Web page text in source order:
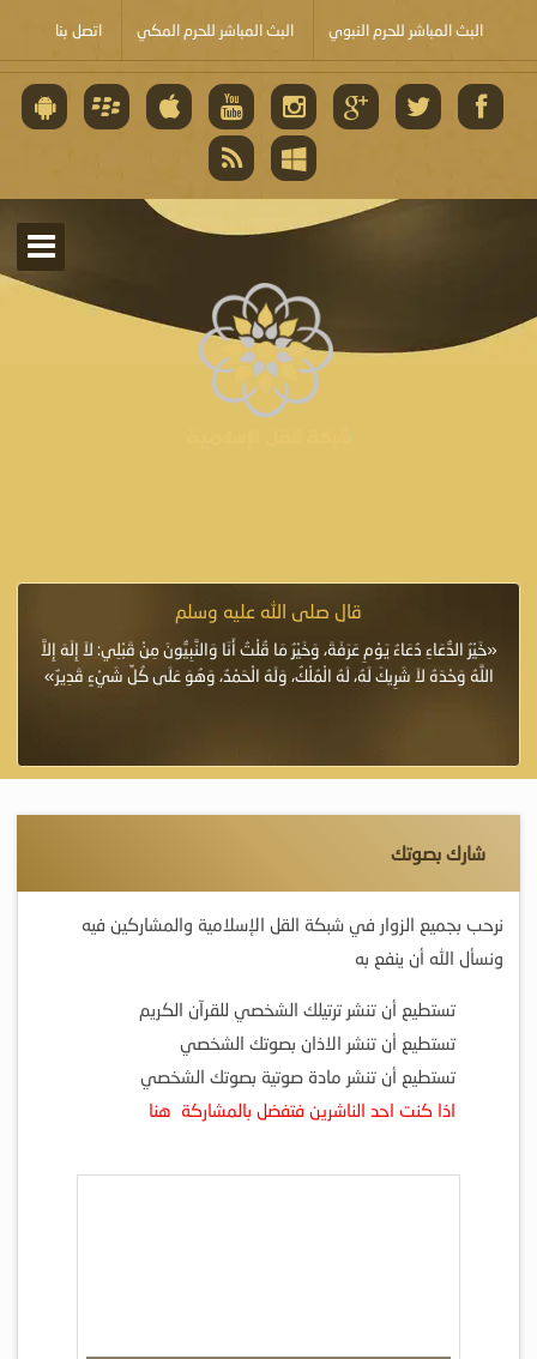
البث المباشر للحرم النبوي البث المباشر للحرم المكي اتصل بنا
قال صلى الله عليه وسلم
«خَيْرُ الدُّعَاءِ دُعَاءُ يَوْمِ عَرَفَةَ، وَخَيْرُ مَا قُلْتُ أَنَا وَالنَّبِيُّونَ مِنْ قَبْلِي: لاَ إِلَهَ إِلاَّ
اللَّهُ وَحْدَهُ لاَ شَرِيكَ لَهُ، لَهُ الْمُلْكُ، وَلَهُ الْحَمْدُ، وَهُوَ عَلَى كُلِّ شَيْءٍ قَدِيرٌ»
شارك بصوتك
نرحب بجميع الزوار في شبكة القل الإسلامية والمشاركين فيه
ونسأل الله أن ينفع به
تستطيع أن تنشر ترتيلك الشخصي للقرآن الكريم
تستطيع أن تنشر الاذان بصوتك الشخصي
تستطيع أن تنشر مادة صوتية بصوتك الشخصي
اذا كنت احد الناشرين فتفضل بالمشاركة هنا